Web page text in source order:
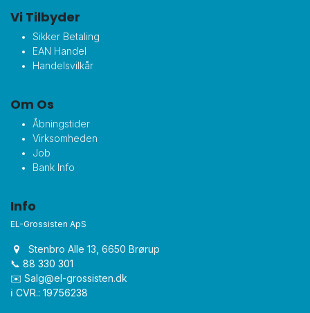
Vi Tilbyder
Sikker Betaling
EAN Handel
Handelsvilkår
Om Os
Åbningstider
Virksomheden
Job
Bank Info
Info
EL-Grossisten ApS
Stenbro Alle 13, 6650 Brørup
📞 88 330 301
✉️ Salg@el-grossisten.dk​
ℹ️ CVR.: 19756238